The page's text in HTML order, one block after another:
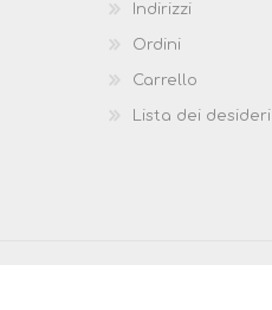
Indirizzi
Ordini
Carrello
Lista dei desideri